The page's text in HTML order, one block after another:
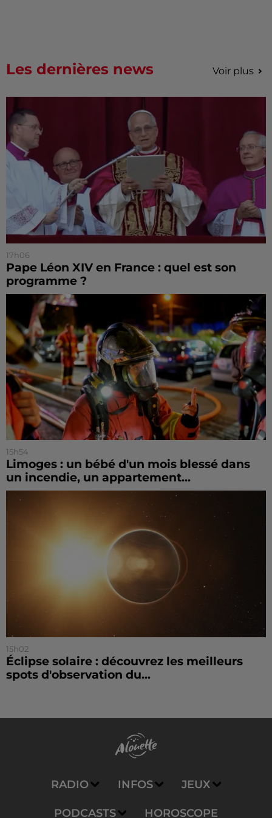
Les dernières news Voir plus
17h06
Pape Léon XIV en France : quel est son
programme ?
15h54
Limoges : un bébé d'un mois blessé dans
un incendie, un appartement...
15h02
Éclipse solaire : découvrez les meilleurs
spots d'observation du...
RADIO INFOS JEUX
PODCASTS HOROSCOPE